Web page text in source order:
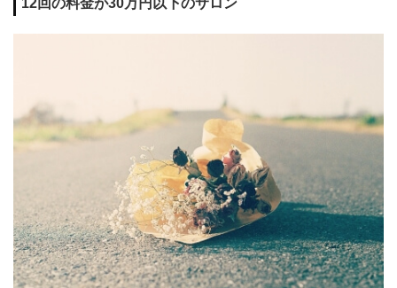
12回の料金が30万円以下のサロン